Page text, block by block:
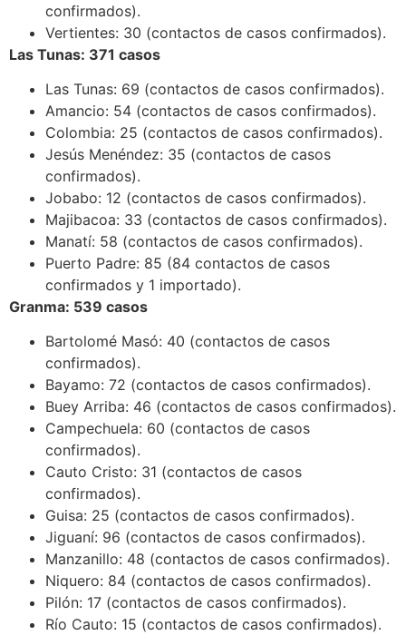
confirmados).
Vertientes: 30 (contactos de casos confirmados).
Las Tunas: 371 casos
Las Tunas: 69 (contactos de casos confirmados).
Amancio: 54 (contactos de casos confirmados).
Colombia: 25 (contactos de casos confirmados).
Jesús Menéndez: 35 (contactos de casos
confirmados).
Jobabo: 12 (contactos de casos confirmados).
Majibacoa: 33 (contactos de casos confirmados).
Manatí: 58 (contactos de casos confirmados).
Puerto Padre: 85 (84 contactos de casos
confirmados y 1 importado).
Granma: 539 casos
Bartolomé Masó: 40 (contactos de casos
confirmados).
Bayamo: 72 (contactos de casos confirmados).
Buey Arriba: 46 (contactos de casos confirmados).
Campechuela: 60 (contactos de casos
confirmados).
Cauto Cristo: 31 (contactos de casos
confirmados).
Guisa: 25 (contactos de casos confirmados).
Jiguaní: 96 (contactos de casos confirmados).
Manzanillo: 48 (contactos de casos confirmados).
Niquero: 84 (contactos de casos confirmados).
Pilón: 17 (contactos de casos confirmados).
Río Cauto: 15 (contactos de casos confirmados).